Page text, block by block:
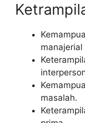
manajerial
masalah.